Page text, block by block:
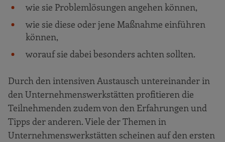
wie sie Problemlösungen angehen können,
wie sie diese oder jene Maßnahme einführen
können,
worauf sie dabei besonders achten sollten.
Durch den intensiven Austausch untereinander in
den Unternehmenswerkstätten profitieren die
Teilnehmenden zudem von den Erfahrungen und
Tipps der anderen. Viele der Themen in
Unternehmenswerkstätten scheinen auf den ersten